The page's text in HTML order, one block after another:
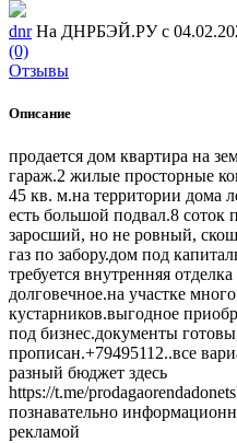
dnr На ДНРБЭЙ.РУ с
(0)
Отзывы
Описание
продается дом квартира на
гараж.2 жилые просторные
45 кв. м.на территории дома
есть большой подвал.8 соток
заросший, но не ровный,
газ по забору.дом под
требуется внутренняя
долговечное.на участке
кустарников.выгодное
под бизнес.документы
прописан.+79495112..все
разный бюджет здесь
https://t.me/
познавательно
рекламой